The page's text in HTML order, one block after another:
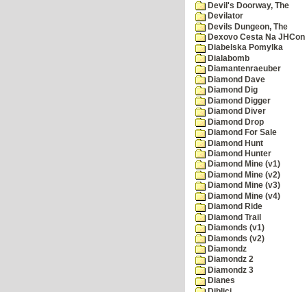
Devil's Doorway, The
Devilator
Devils Dungeon, The
Dexovo Cesta Na JHCon
Diabelska Pomylka
Dialabomb
Diamantenraeuber
Diamond Dave
Diamond Dig
Diamond Digger
Diamond Diver
Diamond Drop
Diamond For Sale
Diamond Hunt
Diamond Hunter
Diamond Mine (v1)
Diamond Mine (v2)
Diamond Mine (v3)
Diamond Mine (v4)
Diamond Ride
Diamond Trail
Diamonds (v1)
Diamonds (v2)
Diamondz
Diamondz 2
Diamondz 3
Dianes